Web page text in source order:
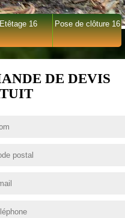
Etêtage 16 Pose de clôture 16
DE DEVIS